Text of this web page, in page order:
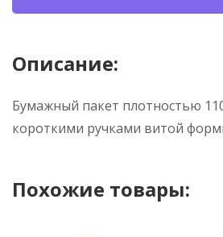
Описание:
Бумажный пакет плотностью
короткими ручками витой
Похожие товары: